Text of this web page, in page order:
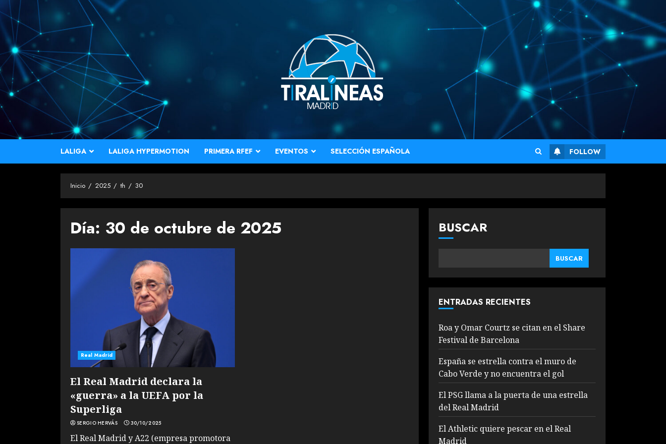
Saltar
al
contenido
LALIGA LALIGA HYPERMOTION PRIMERA RFEF EVENTOS SELECCIÓN ESPAÑOLA FOLLOW
Inicio 2025 th 30
Día: 30 de octubre de 2025
Real Madrid
El Real Madrid declara la
«guerra» a la UEFA por la
Superliga
SERGIO HERVÁS 30/10/2025
El Real Madrid y A22 (empresa promotora
BUSCAR
BUSCAR
ENTRADAS RECIENTES
Roa y Omar Courtz se citan en el Share
Festival de Barcelona
España se estrella contra el muro de
Cabo Verde y no encuentra el gol
El PSG llama a la puerta de una estrella
del Real Madrid
El Athletic quiere pescar en el Real
Madrid